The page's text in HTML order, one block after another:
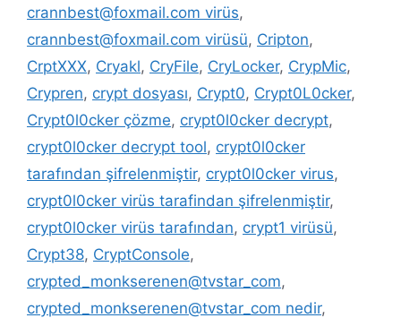
crannbest@foxmail.com virüs,
crannbest@foxmail.com virüsü, Cripton,
CrptXXX, Cryakl, CryFile, CryLocker, CrypMic,
Crypren, crypt dosyası, Crypt0, Crypt0L0cker,
Crypt0l0cker çözme, crypt0l0cker decrypt,
crypt0l0cker decrypt tool, crypt0l0cker
tarafından şifrelenmiştir, crypt0l0cker virus,
crypt0l0cker virüs tarafindan şifrelenmiştir,
crypt0l0cker virüs tarafından, crypt1 virüsü,
Crypt38, CryptConsole,
crypted_monkserenen@tvstar_com,
crypted_monkserenen@tvstar_com nedir,